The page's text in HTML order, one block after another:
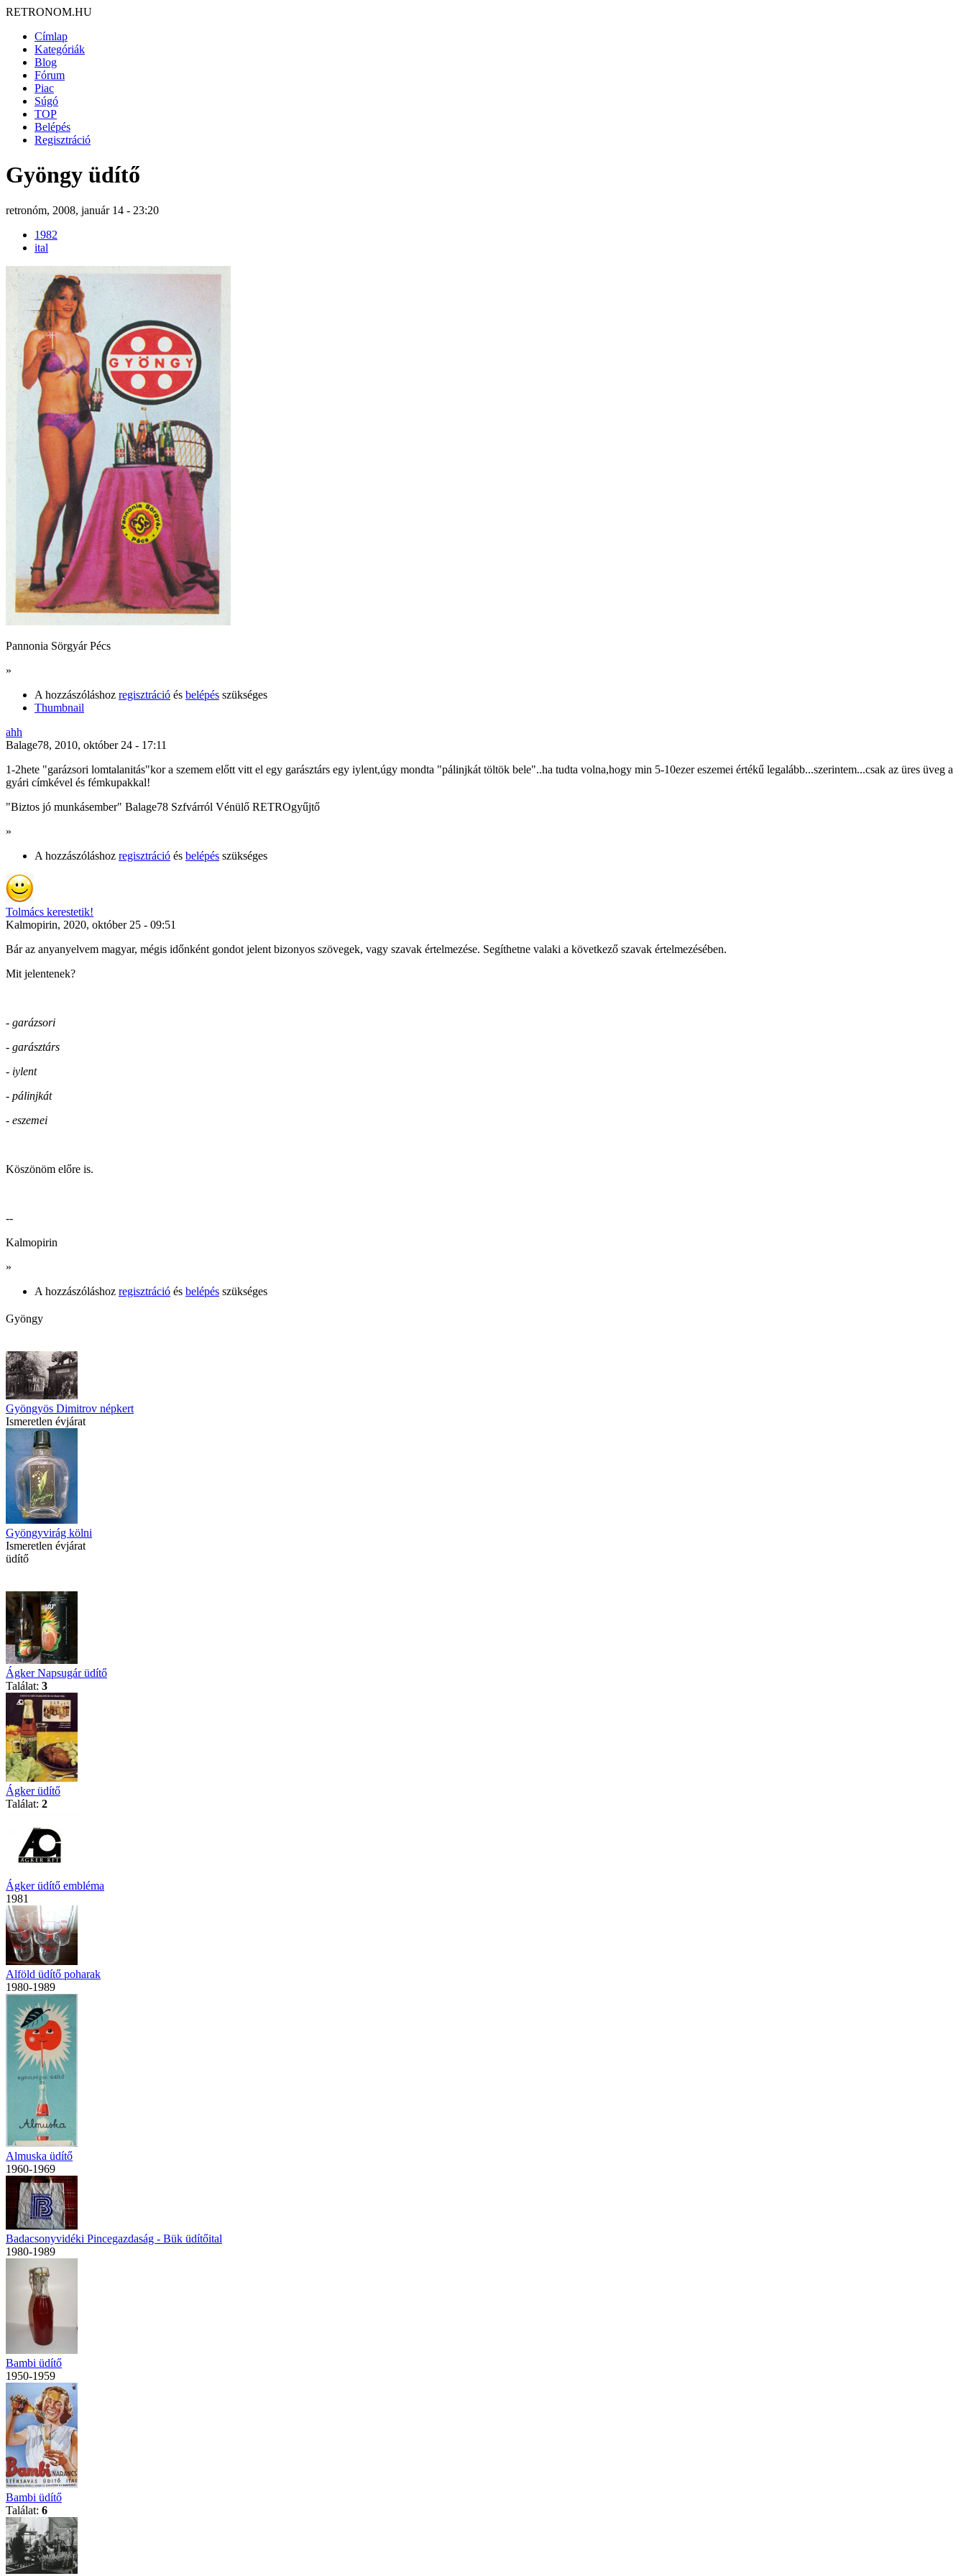
RETRONOM.HU
Címlap
Kategóriák
Blog
Fórum
Piac
Súgó
TOP
Belépés
Regisztráció
Gyöngy üdítő
retronóm, 2008, január 14 - 23:20
1982
ital
Pannonia Sörgyár Pécs
»
A hozzászóláshoz regisztráció és belépés szükséges
Thumbnail
ahh
Balage78, 2010, október 24 - 17:11
1-2hete "garázsori lomtalanitás"kor a szemem előtt vitt el egy garásztárs egy iylent,úgy mondta "pálinjkát töltök bele"..ha tudta volna,hogy min 5-10ezer eszemei értékű legalább...szerintem...csak az üres üveg a
gyári címkével és fémkupakkal!
"Biztos jó munkásember" Balage78 Szfvárról Vénülő RETROgyűjtő
»
A hozzászóláshoz regisztráció és belépés szükséges
Tolmács kerestetik!
Kalmopirin, 2020, október 25 - 09:51
Bár az anyanyelvem magyar, mégis időnként gondot jelent bizonyos szövegek, vagy szavak értelmezése. Segíthetne valaki a következő szavak értelmezésében.
Mit jelentenek?
- garázsori
- garásztárs
- iylent
- pálinjkát
- eszemei
Köszönöm előre is.
--
Kalmopirin
»
A hozzászóláshoz regisztráció és belépés szükséges
Gyöngy
Gyöngyös Dimitrov népkert
Ismeretlen évjárat
Gyöngyvirág kölni
Ismeretlen évjárat
üdítő
Ágker Napsugár üdítő
Találat: 3
Ágker üdítő
Találat: 2
Ágker üdítő embléma
1981
Alföld üdítő poharak
1980-1989
Almuska üdítő
1960-1969
Badacsonyvidéki Pincegazdaság - Bük üdítőital
1980-1989
Bambi üdítő
1950-1959
Bambi üdítő
Találat: 6